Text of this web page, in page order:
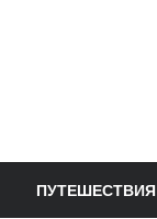
ПУТЕШЕСТВИЯ